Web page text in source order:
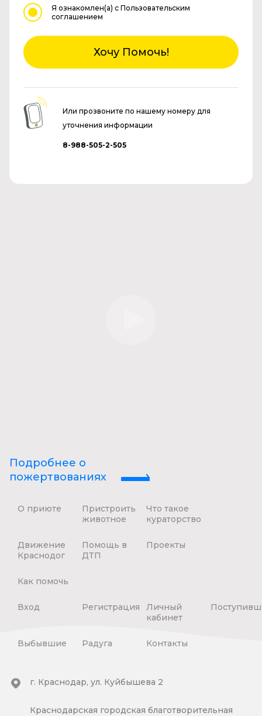
Я ознакомлен(а) с Пользовательским
соглашением
Хочу Помочь!
Или прозвоните по нашему номеру для
уточнения информации
8-988-505-2-505
Подробнее о
пожертвованиях
О приюте
Пристроить
животное
Что такое
кураторство
Движение
Краснодог
Помощь в
ДТП
Проекты
Как помочь
Вход Регистрация
Личный
кабинет
Выбывшие Радуга Контакты
г. Краснодар, ул. Куйбышева 2
Краснодарская городская благотворительная